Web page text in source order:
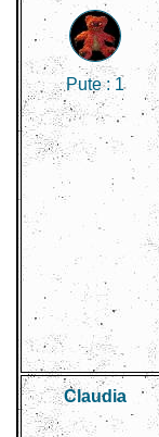
Pute : 1
Claudia